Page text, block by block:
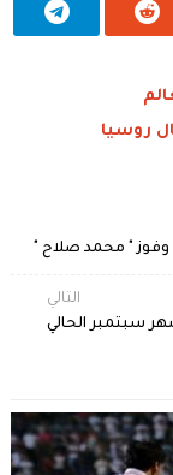
روسيا
وفوز " محمد صلاح "
التالي
سبتمبر الحالي